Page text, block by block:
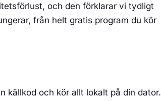
och den förklarar vi tydligt
från helt gratis program du kör
källkod och kör allt lokalt på din dator.